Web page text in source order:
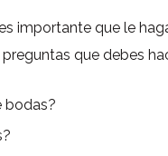
importante que le
que debes
bodas?